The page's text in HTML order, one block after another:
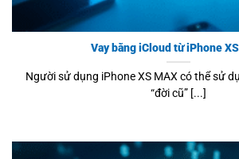
Vay bằng iCloud từ iPhone
Người sử dụng iPhone XS MAX có thể sử
“đời cũ” [...]